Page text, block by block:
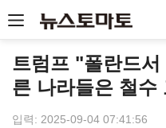
트럼프 "폴란드
른 나라들은 철수
입력: 2025-09-04 07:41:56